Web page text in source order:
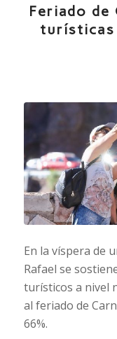
Feriado de
turísticas
En la víspera de
Rafael se
turísticos a nivel
al feriado de
66%.